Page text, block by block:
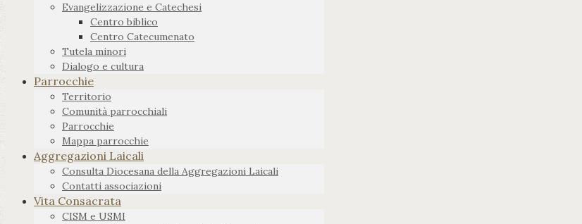
Evangelizzazione e Catechesi
Centro biblico
Centro Catecumenato
Tutela minori
Dialogo e cultura
Parrocchie
Territorio
Comunità parrocchiali
Parrocchie
Mappa parrocchie
Aggregazioni Laicali
Consulta Diocesana della Aggregazioni Laicali
Contatti associazioni
Vita Consacrata
CISM e USMI